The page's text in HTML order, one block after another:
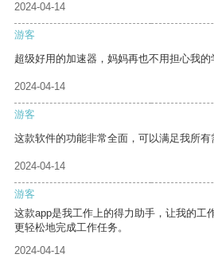
2024-04-14
游客
超级好用的加速器，妈妈再也不用担心我的
2024-04-14
游客
这款软件的功能非常全面，可以满足我所有
2024-04-14
游客
这款app是我工作上的得力助手，让我的工
更轻松地完成工作任务。
2024-04-14